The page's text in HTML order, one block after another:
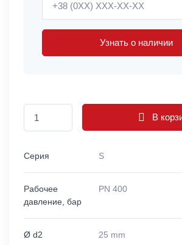
Узнать о наличии
В
Серия S
Рабочее
давление, бар
PN 400
Ø d2 25 mm